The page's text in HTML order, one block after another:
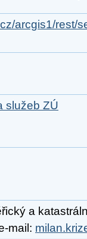
arcgis1/rest/
služeb ZÚ
a
mail: